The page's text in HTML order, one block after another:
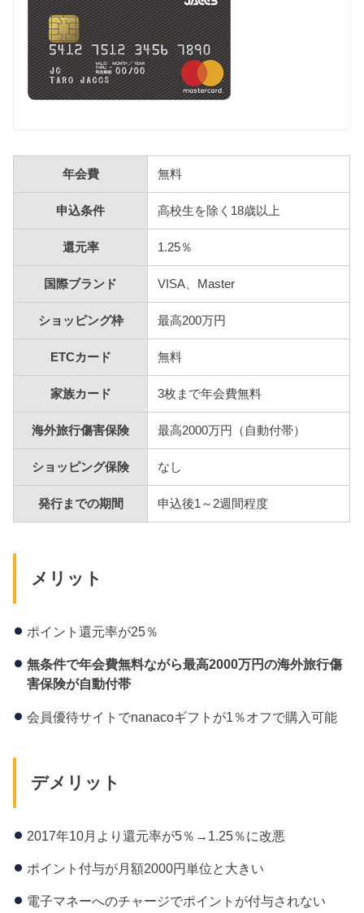
年会費 無料
申込条件 高校生を除く18歳以上
還元率 1.25％
国際ブランド VISA、Master
ショッピング枠 最高200万円
ETCカード 無料
家族カード 3枚まで年会費無料
海外旅行傷害保険 最高2000万円（自動付帯）
ショッピング保険 なし
発行までの期間 申込後1～2週間程度
メリット
ポイント還元率が25％
無条件で年会費無料ながら最高2000万円の海外旅行傷
害保険が自動付帯
会員優待サイトでnanacoギフトが1％オフで購入可能
デメリット
2017年10月より還元率が5％→1.25％に改悪
ポイント付与が月額2000円単位と大きい
電子マネーへのチャージでポイントが付与されない